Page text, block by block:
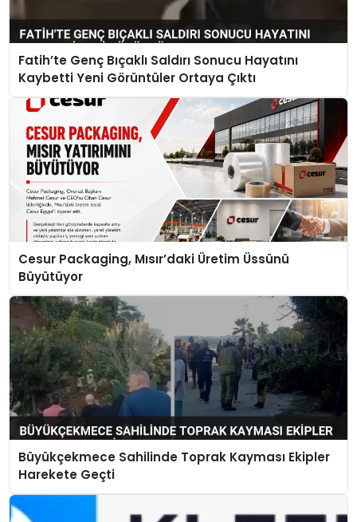
Fatih’te Genç Bıçaklı Saldırı Sonucu Hayatını
Kaybetti Yeni Görüntüler Ortaya Çıktı
Cesur Packaging, Mısır’daki Üretim Üssünü
Büyütüyor
Büyükçekmece Sahilinde Toprak Kayması Ekipler
Harekete Geçti